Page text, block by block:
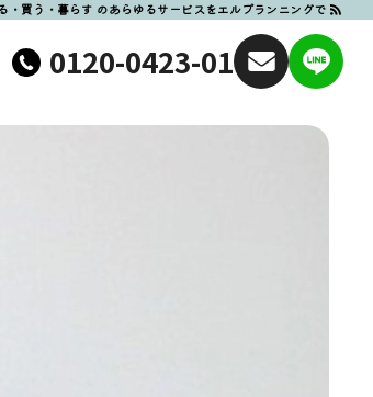
買う・暮らす のあらゆるサービスをエルプランニングで
0120-0423-01